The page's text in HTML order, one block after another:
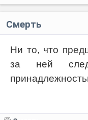
Смерть
Ни то, что
за ней